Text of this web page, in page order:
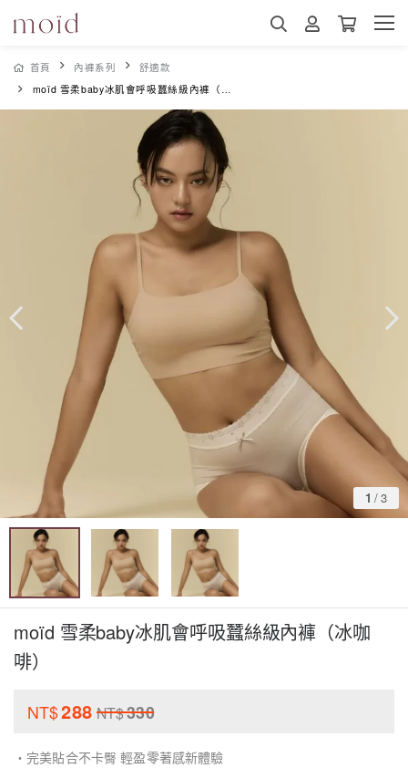
首頁 內褲系列
舒適款
moïd 雪柔baby冰肌會呼吸蠶絲級內褲（冰咖啡）
1 /3
moïd 雪柔baby冰肌會呼吸蠶絲級內褲（冰咖
啡）
NT$288 NT$330
・完美貼合不卡臀 輕盈零著感新體驗